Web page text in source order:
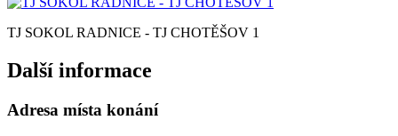
TJ SOKOL RADNICE - TJ CHOTĚŠOV 1
Další informace
Adresa místa konání